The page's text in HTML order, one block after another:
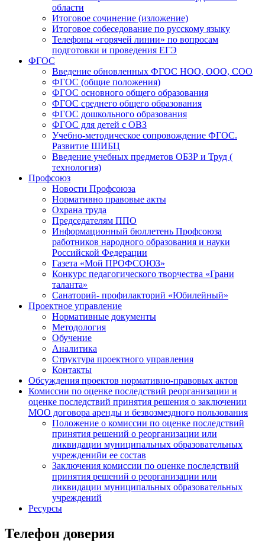
области
Итоговое сочинение (изложение)
Итоговое собеседование по русскому языку
Телефоны «горячей линии» по вопросам
подготовки и проведения ЕГЭ
ФГОС
Введение обновленных ФГОС НОО, ООО, СОО
ФГОС (общие положения)
ФГОС основного общего образования
ФГОС среднего общего образования
ФГОС дошкольного образования
ФГОС для детей с ОВЗ
Учебно-методическое сопровождение ФГОС.
Развитие ШИБЦ
Введение учебных предметов ОБЗР и Труд (
технология)
Профсоюз
Новости Профсоюза
Нормативно правовые акты
Охрана труда
Председателям ППО
Информационный бюллетень Профсоюза
работников народного образования и науки
Российской Федерации
Газета «Мой ПРОФСОЮЗ»
Конкурс педагогического творчества «Грани
таланта»
Санаторий- профилакторий «Юбилейный»
Проектное управление
Нормативные документы
Методология
Обучение
Аналитика
Структура проектного управления
Контакты
Обсуждения проектов нормативно-правовых актов
Комиссии по оценке последствий реорганизации и
оценке последствий принятия решения о заключении
МОО договора аренды и безвозмездного пользования
Положение о комиссии по оценке последствий
принятия решений о реорганизации или
ликвидации муниципальных образовательных
учрежденийи ее состав
Заключения комиссии по оценке последствий
принятия решений о реорганизации или
ликвидации муниципальных образовательных
учреждений
Ресурсы
Телефон доверия